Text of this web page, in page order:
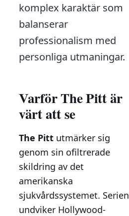
komplex karaktär som
balanserar
professionalism med
personliga utmaningar.
Varför The Pitt är
värt att se
The Pitt utmärker sig
genom sin ofiltrerade
skildring av det
amerikanska
sjukvårdssystemet. Serien
undviker Hollywood-